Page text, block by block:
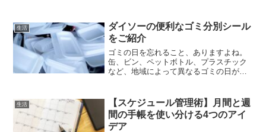
生活
ダイソーの便利なゴミ分別シール
をご紹介
ゴミの日を忘れること、ありますよね。
缶、ビン、ペットボトル、プラスチック
など、地域によって異なるゴミの日が設
とも。特に月に1回や2回しかないゴミの
日は、忘れたら大変。そ...
生活
【スケジュール管理術】月間と週
間の手帳を使い分ける4つのアイ
デア